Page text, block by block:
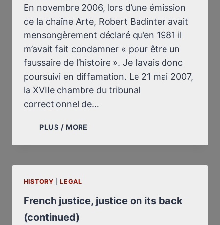
En novembre 2006, lors d’une émission
de la chaîne Arte, Robert Badinter avait
mensongèrement déclaré qu’en 1981 il
m’avait fait condamner « pour être un
faussaire de l’histoire ». Je l’avais donc
poursuivi en diffamation. Le 21 mai 2007,
la XVIIe chambre du tribunal
correctionnel de…
PLUS / MORE
JUSTICE
HISTORY |LEGAL
French justice, justice on its back
(continued)